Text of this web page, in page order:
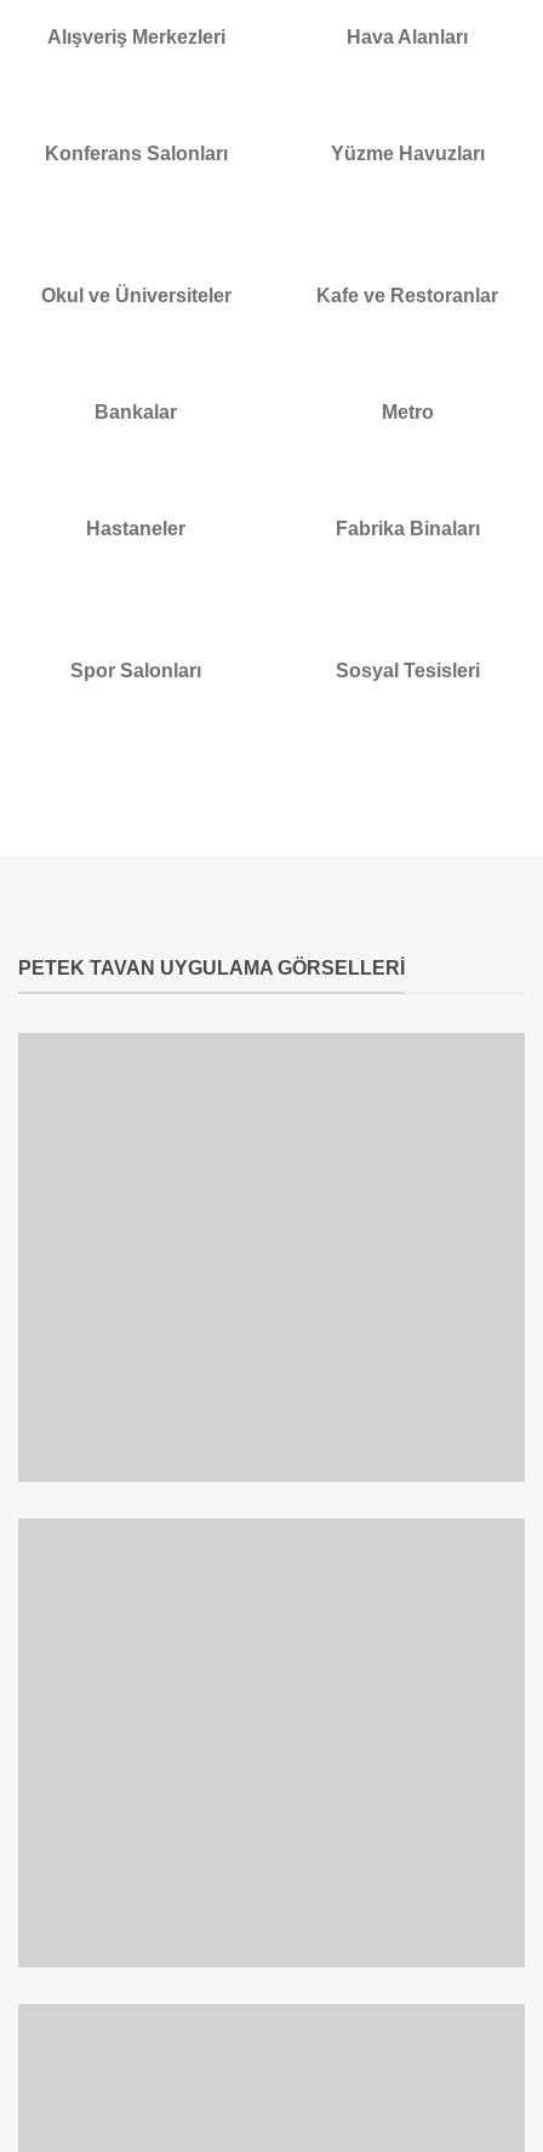
Alışveriş Merkezleri Hava Alanları
Konferans Salonları Yüzme Havuzları
Okul ve Üniversiteler Kafe ve Restoranlar
Bankalar Metro
Hastaneler Fabrika Binaları
Spor Salonları Sosyal Tesisleri
PETEK TAVAN UYGULAMA GÖRSELLERI